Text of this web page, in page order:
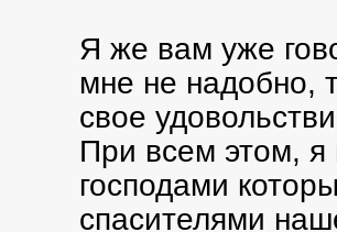
Я же вам уже
мне не надобно,
свое
При всем этом, я
господами
спасителями